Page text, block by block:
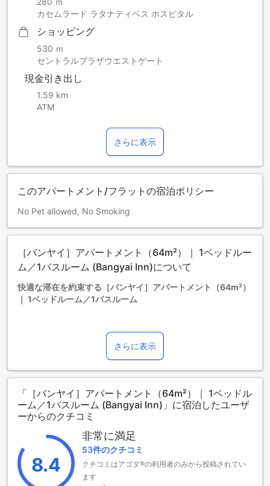
カセムラード ラタナティベス ホスピタル
ショッピング
530 ｍ
セントラルプラザウエストゲート
現金引き出し
1.59 km
ATM
さらに表示
このアパートメント/フラットの宿泊ポリシー
No Pet allowed, No Smoking
［バンヤイ］アパートメント（64m²）｜ 1ベッドルー
ム／1バスルーム (Bangyai Inn)について
快適な滞在を約束する［バンヤイ］アパートメント（64m²）
｜ 1ベッドルーム／1バスルーム
イ］アパートメントは、4.5つ星の高級宿泊施設です。広々と
した64平方メートルの空間には、快適な1ベッドルームとモダ
ンなバスルームが完備されており、リラックスした滞在をお
約束します。チェックインは午後2時から可能で、ゆったりと
してください。
快適な滞在をサポートする便利な設備
［バンヤイ］アパートメントでは、快適な滞在を実現するた
めに便利な設備をご用意しています。全ての部屋で無料のWi-
Fiを提供しており、ビジネスや趣味のインターネット利用も快
適に行えます。お仕事やリラックスタイムに最適な高速イン
さらに表示
「［バンヤイ］アパートメント（64m²）｜ 1ベッドル
ーム／1バスルーム (Bangyai Inn)」に宿泊したユーザ
ーからのクチコミ
8.4
非常に満足
53件のクチコミ
クチコミはアゴダ®の利用者のみから投稿されてい
ます